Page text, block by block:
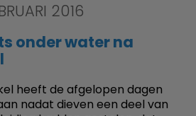
2016
onder water na
heeft de afgelopen dagen
nadat dieven een deel van